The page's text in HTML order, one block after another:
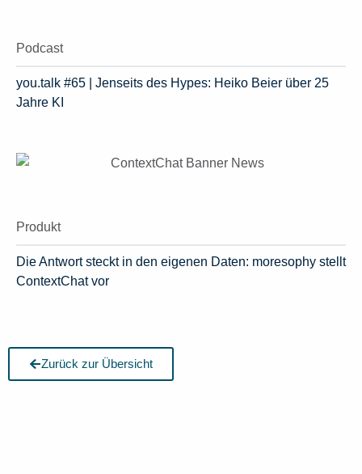
Podcast
you.talk #65 | Jenseits des Hypes: Heiko Beier über 25
Jahre KI
Produkt
Die Antwort steckt in den eigenen Daten: moresophy stellt
ContextChat vor
Zurück zur Übersicht